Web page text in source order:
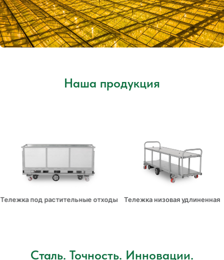
Тележка под растительные отходы Тележка низовая удлиненная
Модуль санпропускник
МС-01
Модуль весового
контроля поливов МВК
Завод - это слаженная команда!